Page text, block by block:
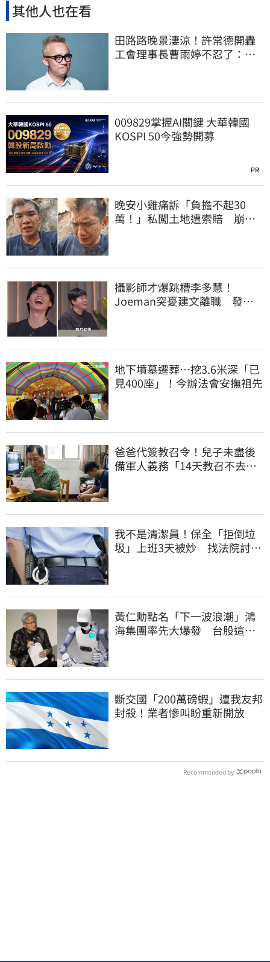
其他人也在看
田路路晚景淒涼！許常德開轟
工會理事長曹雨婷不忍了：別
009829掌握AI關鍵 大華韓國
KOSPI 50今強勢開募
PR
晚安小雞痛訴「負擔不起30
萬！」私闖土地遭索賠 崩
攝影師才爆跳槽李多慧！
Joeman突憂建文離職 發聲
地下墳墓遷葬…挖3.6米深「已
見400座」！今辦法會安撫祖先
爸爸代簽教召令！兒子未盡後
備軍人義務「14天教召不去」
我不是清潔員！保全「拒倒垃
圾」上班3天被炒 找法院討公
黃仁勳點名「下一波浪潮」鴻
海集團率先大爆發 台股這族
斷交國「200萬磅蝦」遭我友邦
封殺！業者慘叫盼重新開放
Recommended by